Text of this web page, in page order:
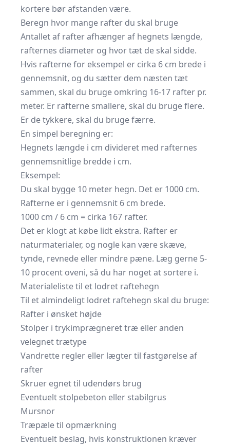
kortere bør afstanden være.
Beregn hvor mange rafter du skal bruge
Antallet af rafter afhænger af hegnets længde,
rafternes diameter og hvor tæt de skal sidde.
Hvis rafterne for eksempel er cirka 6 cm brede i
gennemsnit, og du sætter dem næsten tæt
sammen, skal du bruge omkring 16-17 rafter pr.
meter. Er rafterne smallere, skal du bruge flere.
Er de tykkere, skal du bruge færre.
En simpel beregning er:
Hegnets længde i cm divideret med rafternes
gennemsnitlige bredde i cm.
Eksempel:
Du skal bygge 10 meter hegn. Det er 1000 cm.
Rafterne er i gennemsnit 6 cm brede.
1000 cm / 6 cm = cirka 167 rafter.
Det er klogt at købe lidt ekstra. Rafter er
naturmaterialer, og nogle kan være skæve,
tynde, revnede eller mindre pæne. Læg gerne 5-
10 procent oveni, så du har noget at sortere i.
Materialeliste til et lodret raftehegn
Til et almindeligt lodret raftehegn skal du bruge:
Rafter i ønsket højde
Stolper i trykimprægneret træ eller anden
velegnet trætype
Vandrette regler eller lægter til fastgørelse af
rafter
Skruer egnet til udendørs brug
Eventuelt stolpebeton eller stabilgrus
Mursnor
Træpæle til opmærkning
Eventuelt beslag, hvis konstruktionen kræver